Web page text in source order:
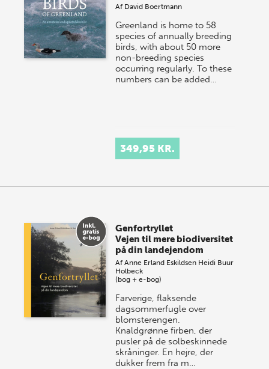
Af David Boertmann
Greenland is home to 58
species of annually breeding
birds, with about 50 more
non-breeding species
occurring regularly. To these
numbers can be added…
349,95 KR.
Genfortryllet
Vejen til mere biodiversitet
på din landejendom
AfAnne Erland Eskildsen Heidi Buur
Holbeck
(bog + e-bog)
Farverige, flaksende
dagsommerfugle over
blomsterengen.
Knaldgrønne firben, der
pusler på de solbeskinnede
skråninger. En hejre, der
dukker frem fra m…